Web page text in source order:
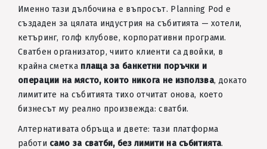
Именно тази дълбочина е въпросът. Planning Pod е
създаден за цялата индустрия на събитията — хотели,
кетъринг, голф клубове, корпоративни програми.
Сватбен организатор, чиито клиенти са двойки, в
крайна сметка плаща за банкетни поръчки и
операции на място, които никога не използва, докато
лимитите на събитията тихо отчитат онова, което
бизнесът му реално произвежда: сватби.
Алтернативата обръща и двете: тази платформа
работи само за сватби, без лимити на събитията.